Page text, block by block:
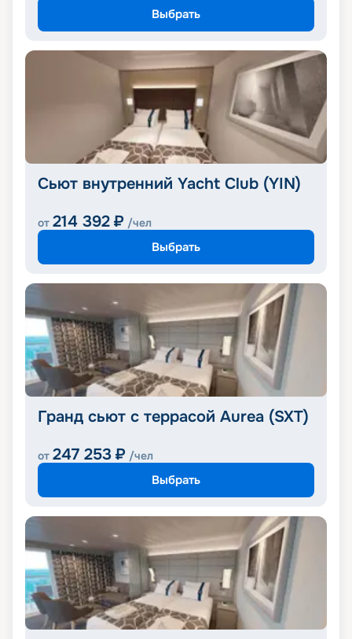
Выбрать
Сьют внутренний Yacht Club (YIN)
от 214 392 ₽ /чел
Выбрать
Гранд сьют с террасой Aurea (SXT)
от 247 253 ₽ /чел
Выбрать